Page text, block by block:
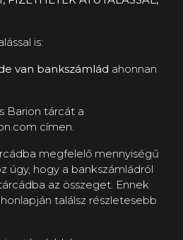
is:
van bankszámlád ahonnan
Barion tárcát a
címen.
megfelelő mennyiségű
úgy, hogy a bankszámládról
az összeget. Ennek
találsz részletesebb